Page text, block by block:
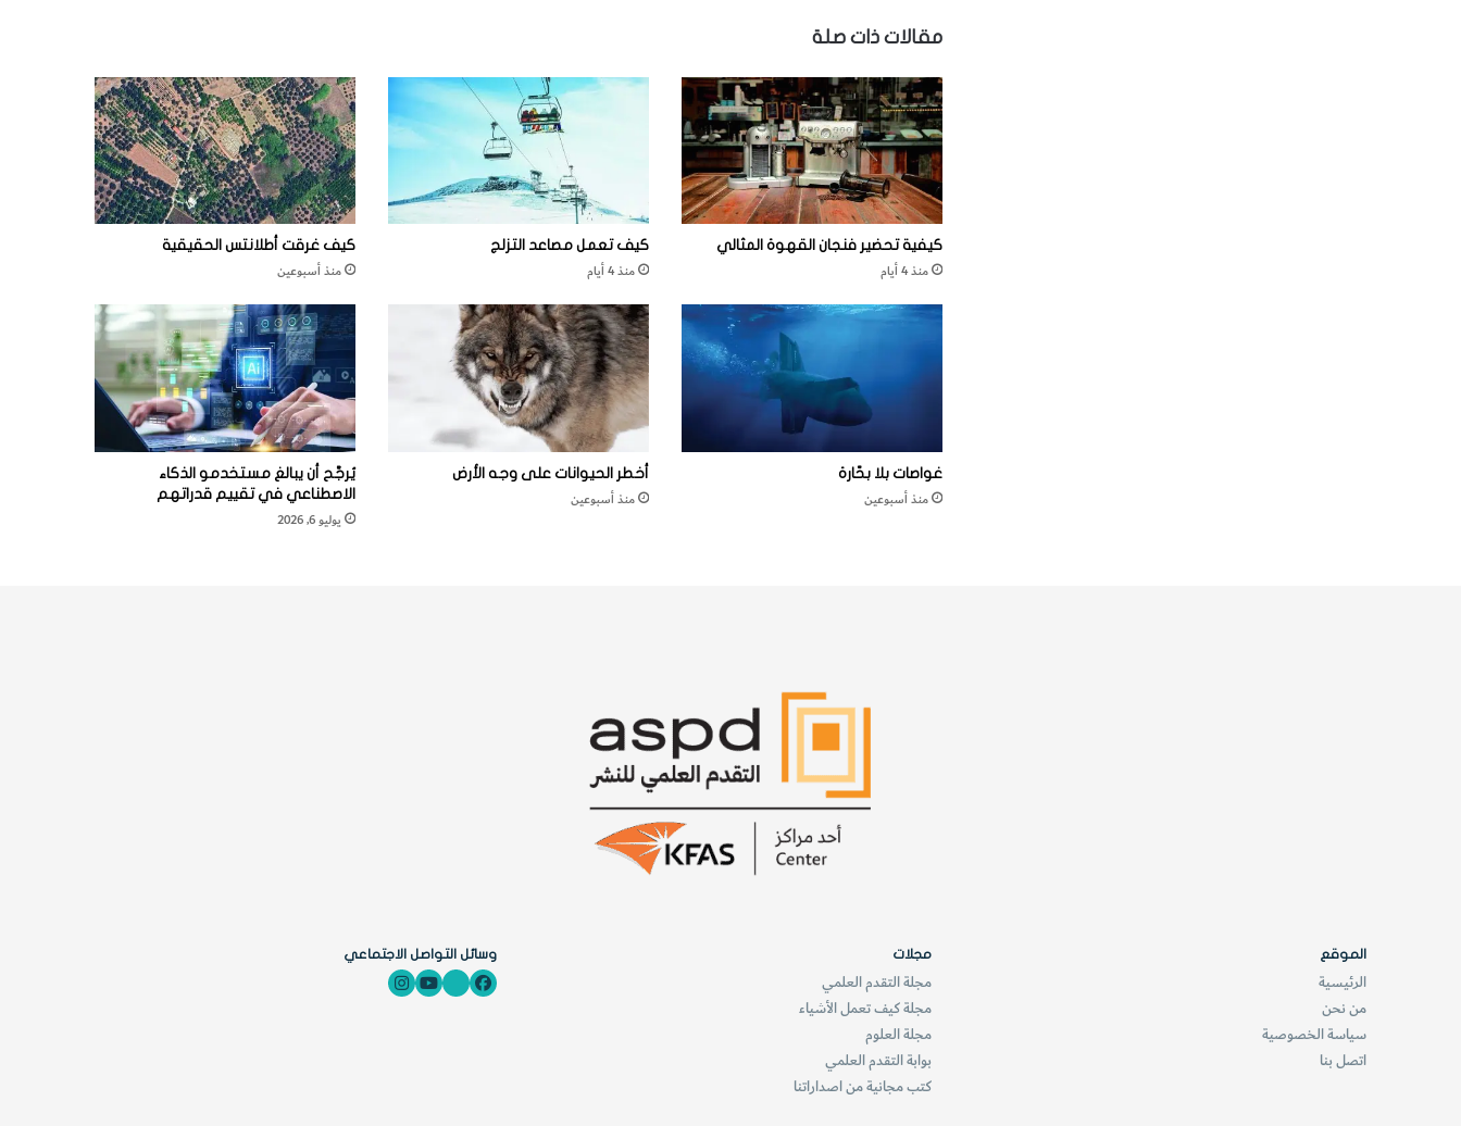
ي
و
ا
ن
ا
ت
ا
ل
أ
ل
ي
ف
ة
ن
ا
ظ
ي
ر
ا
ك
ر
ة
مقالات ذات صلة
كيفية تحضير فنجان القهوة المثالي
منذ 4 أيام
كيف تعمل مصاعد التزلج
منذ 4 أيام
كيف غرقت أطلانتس الحقيقية
منذ أسبوعين
غواصات بلا بحّارة
منذ أسبوعين
أخطر الحيوانات على وجه الأرض
منذ أسبوعين
يُرجَّح أن يبالغ مستخدمو الذكاء
الاصطناعي في تقييم قدراتهم
يوليو 6, 2026
الموقع
الرئيسية
من نحن
سياسة الخصوصية
اتصل بنا
مجلات
مجلة التقدم العلمي
مجلة كيف تعمل الأشياء
مجلة العلوم
بوابة التقدم العلمي
كتب مجانية من اصداراتنا
وسائل التواصل الاجتماعي